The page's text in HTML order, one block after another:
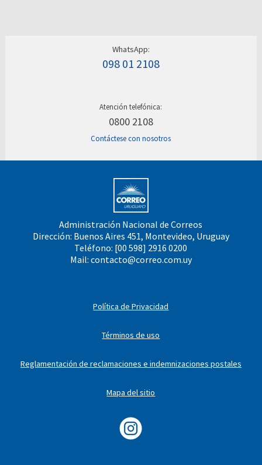
WhatsApp:
098 01 2108
Atención telefónica:
0800 2108
Contáctese con nosotros
Administración Nacional de Correos
Dirección: Buenos Aires 451, Montevideo, Uruguay
Teléfono: [00 598] 2916 0200
Mail: contacto@correo.com.uy
Política de Privacidad
Términos de uso
Reglamentación de reclamaciones e indemnizaciones postales
Mapa del sitio